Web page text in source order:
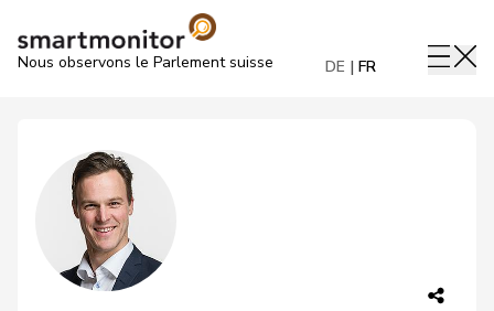
Nous observons le Parlement suisse DE FR